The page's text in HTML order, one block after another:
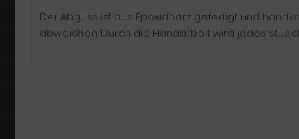
Der Abguss ist aus Epoxidharz gefertigt und
abweichen. Durch die Handarbeit wird jedes